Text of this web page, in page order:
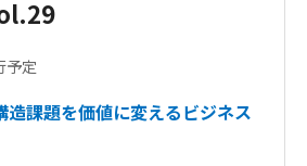
予定
造課題を価値に変えるビジネス